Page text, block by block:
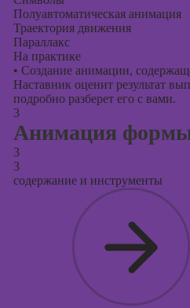
Полуавтоматическая анимация
Траектория движения
Параллакс
На практике
• Создание анимации,
Наставник оценит результат
подробно разберет его с вами.
3
Анимация
3
3
содержание и инструменты